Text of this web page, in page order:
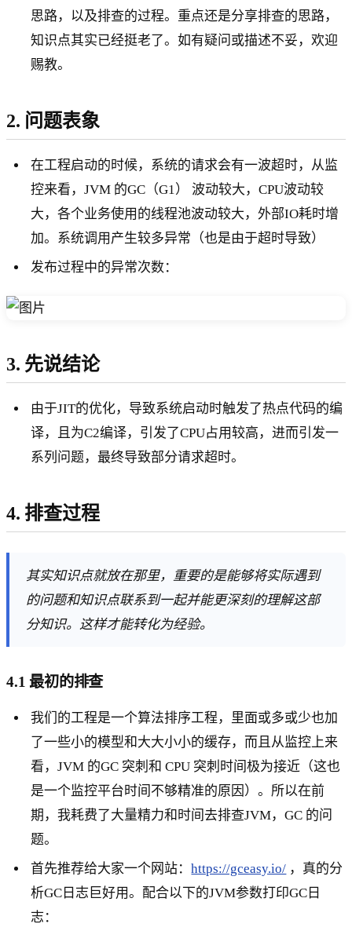
思路，以及排查的过程。重点还是分享排查的思路，
知识点其实已经挺老了。如有疑问或描述不妥，欢迎
赐教。
2. 问题表象
在工程启动的时候，系统的请求会有一波超时，从监
控来看，JVM 的GC（G1） 波动较大，CPU波动较
大，各个业务使用的线程池波动较大，外部IO耗时增
加。系统调用产生较多异常（也是由于超时导致）
发布过程中的异常次数：
3. 先说结论
由于JIT的优化，导致系统启动时触发了热点代码的编
译，且为C2编译，引发了CPU占用较高，进而引发一
系列问题，最终导致部分请求超时。
4. 排查过程
其实知识点就放在那里，重要的是能够将实际遇到
的问题和知识点联系到一起并能更深刻的理解这部
分知识。这样才能转化为经验。
4.1 最初的排查
我们的工程是一个算法排序工程，里面或多或少也加
了一些小的模型和大大小小的缓存，而且从监控上来
看，JVM 的GC 突刺和 CPU 突刺时间极为接近（这也
是一个监控平台时间不够精准的原因）。所以在前
期，我耗费了大量精力和时间去排查JVM，GC 的问
题。
首先推荐给大家一个网站：https://gceasy.io/ ，真的分
析GC日志巨好用。配合以下的JVM参数打印GC日
志：